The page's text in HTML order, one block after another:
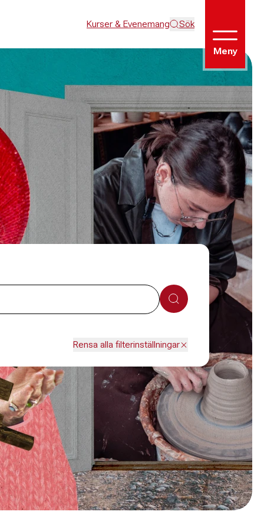
Kurser & Evenemang Sök
Meny
Sök
Rensa alla filterinställningar